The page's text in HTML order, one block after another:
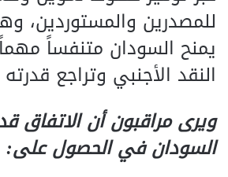
للمصدرين والمستوردين،
يمنح السودان متنفساً
النقد الأجنبي وتراجع
ويرى مراقبون أن الاتفاق
السودان في الحصول على: